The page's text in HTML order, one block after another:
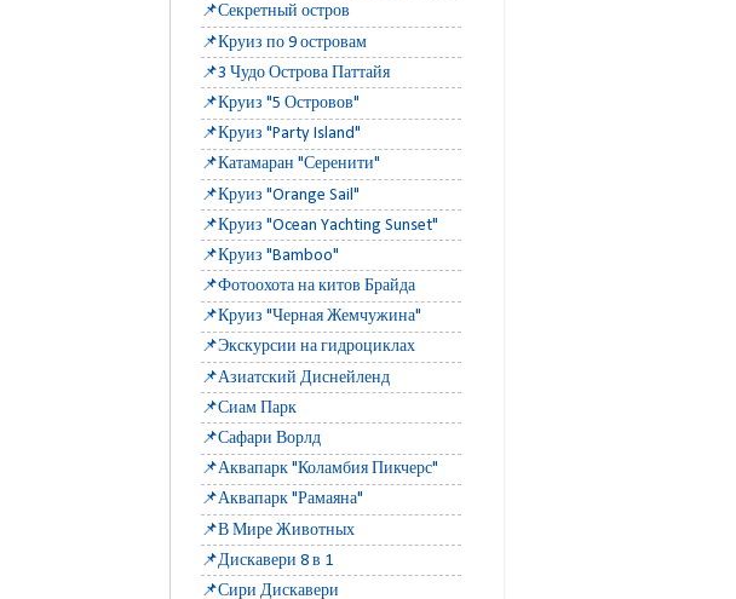
📌Секретный остров
📌Круиз по 9 островам
📌3 Чудо Острова Паттайя
📌Круиз "5 Островов"
📌Круиз "Party Island"
📌Катамаран "Серенити"
📌Круиз "Orange Sail"
📌Круиз "Ocean Yachting Sunset"
📌Круиз "Bamboo"
📌Фотоохота на китов Брайда
📌Круиз "Черная Жемчужина"
📌Экскурсии на гидроциклах
📌Азиатский Диснейленд
📌Сиам Парк
📌Сафари Ворлд
📌Аквапарк "Коламбия Пикчерс"
📌Аквапарк "Рамаяна"
📌В Мире Животных
📌Дискавери 8 в 1
📌Сири Дискавери